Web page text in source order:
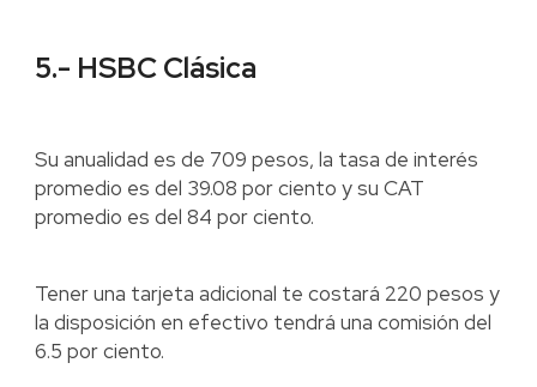
5.- HSBC Clásica
Su anualidad es de 709 pesos, la tasa de interés
promedio es del 39.08 por ciento y su CAT
promedio es del 84 por ciento.
Tener una tarjeta adicional te costará 220 pesos y
la disposición en efectivo tendrá una comisión del
6.5 por ciento.